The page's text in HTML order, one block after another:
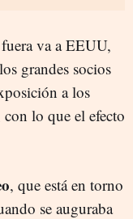
va a EEUU,
grandes socios
a los
con lo que el efecto
, que está en torno
se auguraba